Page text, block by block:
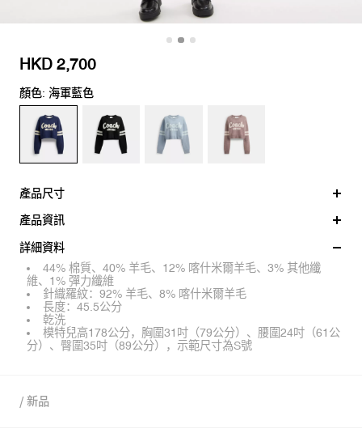
HKD 2,700
顏色: 海軍藍色
產品尺寸
產品資訊
詳細資料
44% 棉質、40% 羊毛、12% 喀什米爾羊毛、3% 其他纖
維、1% 彈力纖維
針織羅紋：92% 羊毛、8% 喀什米爾羊毛
長度：45.5公分
乾洗
模特兒高178公分，胸圍31吋（79公分）、腰圍24吋（61公
分）、臀圍35吋（89公分），示範尺寸為S號
/ 新品